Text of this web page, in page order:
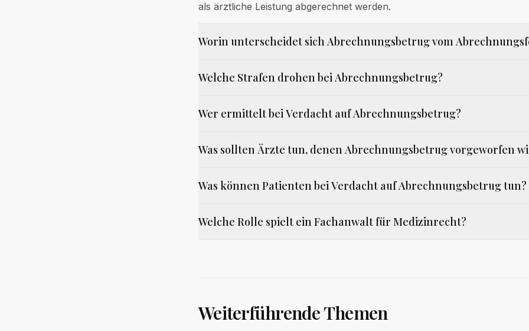
als ärztliche Leistung abgerechnet werden.
Worin unterscheidet sich Abrechnungsbetrug vom
Welche Strafen drohen bei Abrechnungsbetrug?
Wer ermittelt bei Verdacht auf Abrechnungsbetrug?
Was sollten Ärzte tun, denen Abrechnungsbetrug vorgeworfen
Was können Patienten bei Verdacht auf Abrechnungsbetrug tun?
Welche Rolle spielt ein Fachanwalt für Medizinrecht?
Weiterführende Themen